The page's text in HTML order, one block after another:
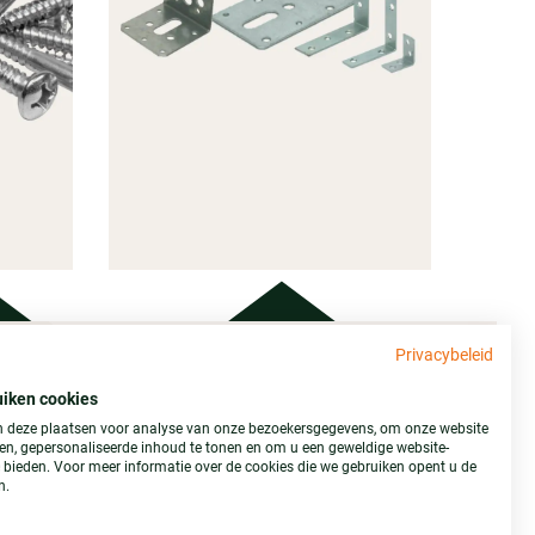
IJZERWAREN
Bekijk ons aanbod
Stemid Bouwstoffen B.V.
Poppenbouwing 10
Privacybeleid
cookies
deze plaatsen voor analyse van onze bezoekersgegevens, om onze website
gepersonaliseerde inhoud te tonen en om u een geweldige website-
Voor meer informatie over de cookies die we gebruiken opent u de